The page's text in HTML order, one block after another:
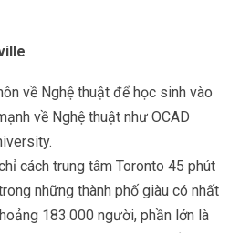
về Nghệ thuật để học sinh vào
về Nghệ thuật như OCAD
cách trung tâm Toronto 45 phút
những thành phố giàu có nhất
183.000 người, phần lớn là